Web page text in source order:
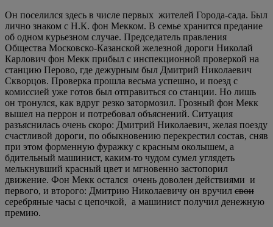
Он поселился здесь в числе первых жителей Города-сада. Был
лично знаком с Н.К. фон Мекком. В семье хранится предание
об одном курьезном случае. Председатель правления
Общества Московско-Казанской железной дороги Николай
Карлович фон Мекк прибыл с инспекционной проверкой на
станцию Перово, где дежурным был Дмитрий Николаевич
Скворцов. Проверка прошла весьма успешно, и поезд с
комиссией уже готов был отправиться со станции. Но лишь
он тронулся, как вдруг резко затормозил. Грозный фон Мекк
вышел на перрон и потребовал объяснений. Ситуация
разъяснилась очень скоро: Дмитрий Николаевич, желая поезду
счастливой дороги, по обыкновению перекрестил состав, сняв
при этом форменную фуражку с красным околышем, а
бдительный машинист, каким-то чудом сумел углядеть
мелькнувший красный цвет и мгновенно застопорил
движение. Фон Мекк остался очень доволен действиями и
первого, и второго: Дмитрию Николаевичу он вручил свои
серебряные часы с цепочкой, а машинист получил денежную
премию.